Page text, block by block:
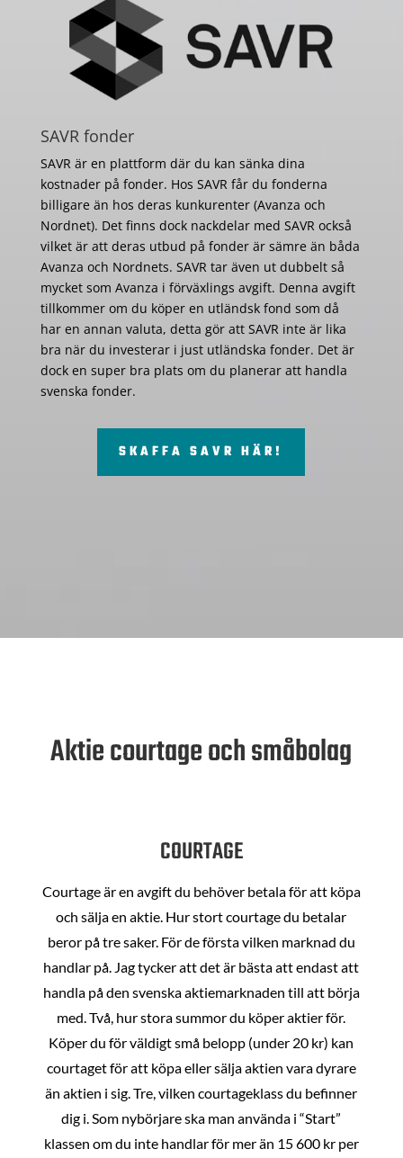
SAVR fonder
SAVR är en plattform där du kan sänka dina
kostnader på fonder. Hos SAVR får du fonderna
billigare än hos deras kunkurenter (Avanza och
Nordnet). Det finns dock nackdelar med SAVR också
vilket är att deras utbud på fonder är sämre än båda
Avanza och Nordnets. SAVR tar även ut dubbelt så
mycket som Avanza i förväxlings avgift. Denna avgift
tillkommer om du köper en utländsk fond som då
har en annan valuta, detta gör att SAVR inte är lika
bra när du investerar i just utländska fonder. Det är
dock en super bra plats om du planerar att handla
svenska fonder.
SKAFFA SAVR HÄR!
Aktie courtage och småbolag
COURTAGE
Courtage är en avgift du behöver betala för att köpa
och sälja en aktie. Hur stort courtage du betalar
beror på tre saker. För de första vilken marknad du
handlar på. Jag tycker att det är bästa att endast att
handla på den svenska aktiemarknaden till att börja
med. Två, hur stora summor du köper aktier för.
Köper du för väldigt små belopp (under 20 kr) kan
courtaget för att köpa eller sälja aktien vara dyrare
än aktien i sig. Tre, vilken courtageklass du befinner
dig i. Som nybörjare ska man använda i “Start”
klassen om du inte handlar för mer än 15 600 kr per